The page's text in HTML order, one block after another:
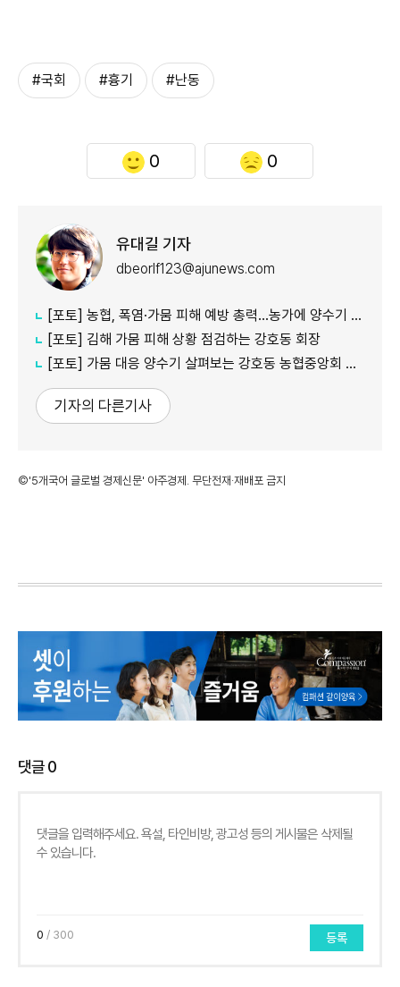
#국회 #흉기 #난동
0 0
유대길 기자
dbeorlf123@ajunews.com
[포토] 농협, 폭염·가뭄 피해 예방 총력…농가에 양수기 지원
[포토] 김해 가뭄 피해 상황 점검하는 강호동 회장
[포토] 가뭄 대응 양수기 살펴보는 강호동 농협중앙회 회장
기자의 다른기사
©'5개국어 글로벌 경제신문' 아주경제. 무단전재·재배포 금지
댓글0
0 / 300 등록